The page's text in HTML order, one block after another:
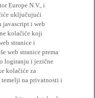
Europe N.V., i
uključujući
javascript i web
kolačiće koji
stranice i
web stranice prema
logiranju i jezične
kolačiće za
temelji na privatnosti i